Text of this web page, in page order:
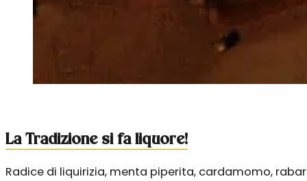
La Tradizione si fa liquore!
Radice di liquirizia, menta piperita, cardamomo,